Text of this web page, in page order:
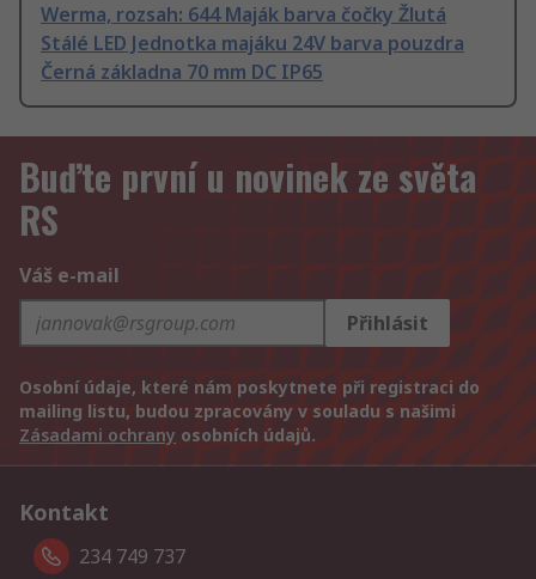
Werma, rozsah: 644 Maják barva čočky Žlutá
Stálé LED Jednotka majáku 24V barva pouzdra
Černá základna 70 mm DC IP65
Buďte první u novinek ze světa
RS
Váš e-mail
Přihlásit
Osobní údaje, které nám poskytnete při registraci do
mailing listu, budou zpracovány v souladu s našimi
Zásadami ochrany osobních údajů.
Kontakt
234 749 737